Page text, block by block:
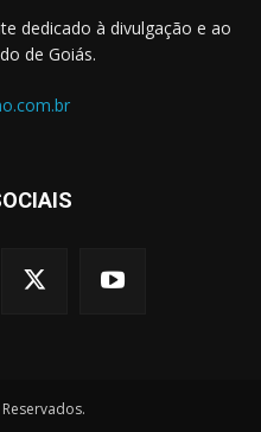
dedicado à divulgação e ao
de Goiás.